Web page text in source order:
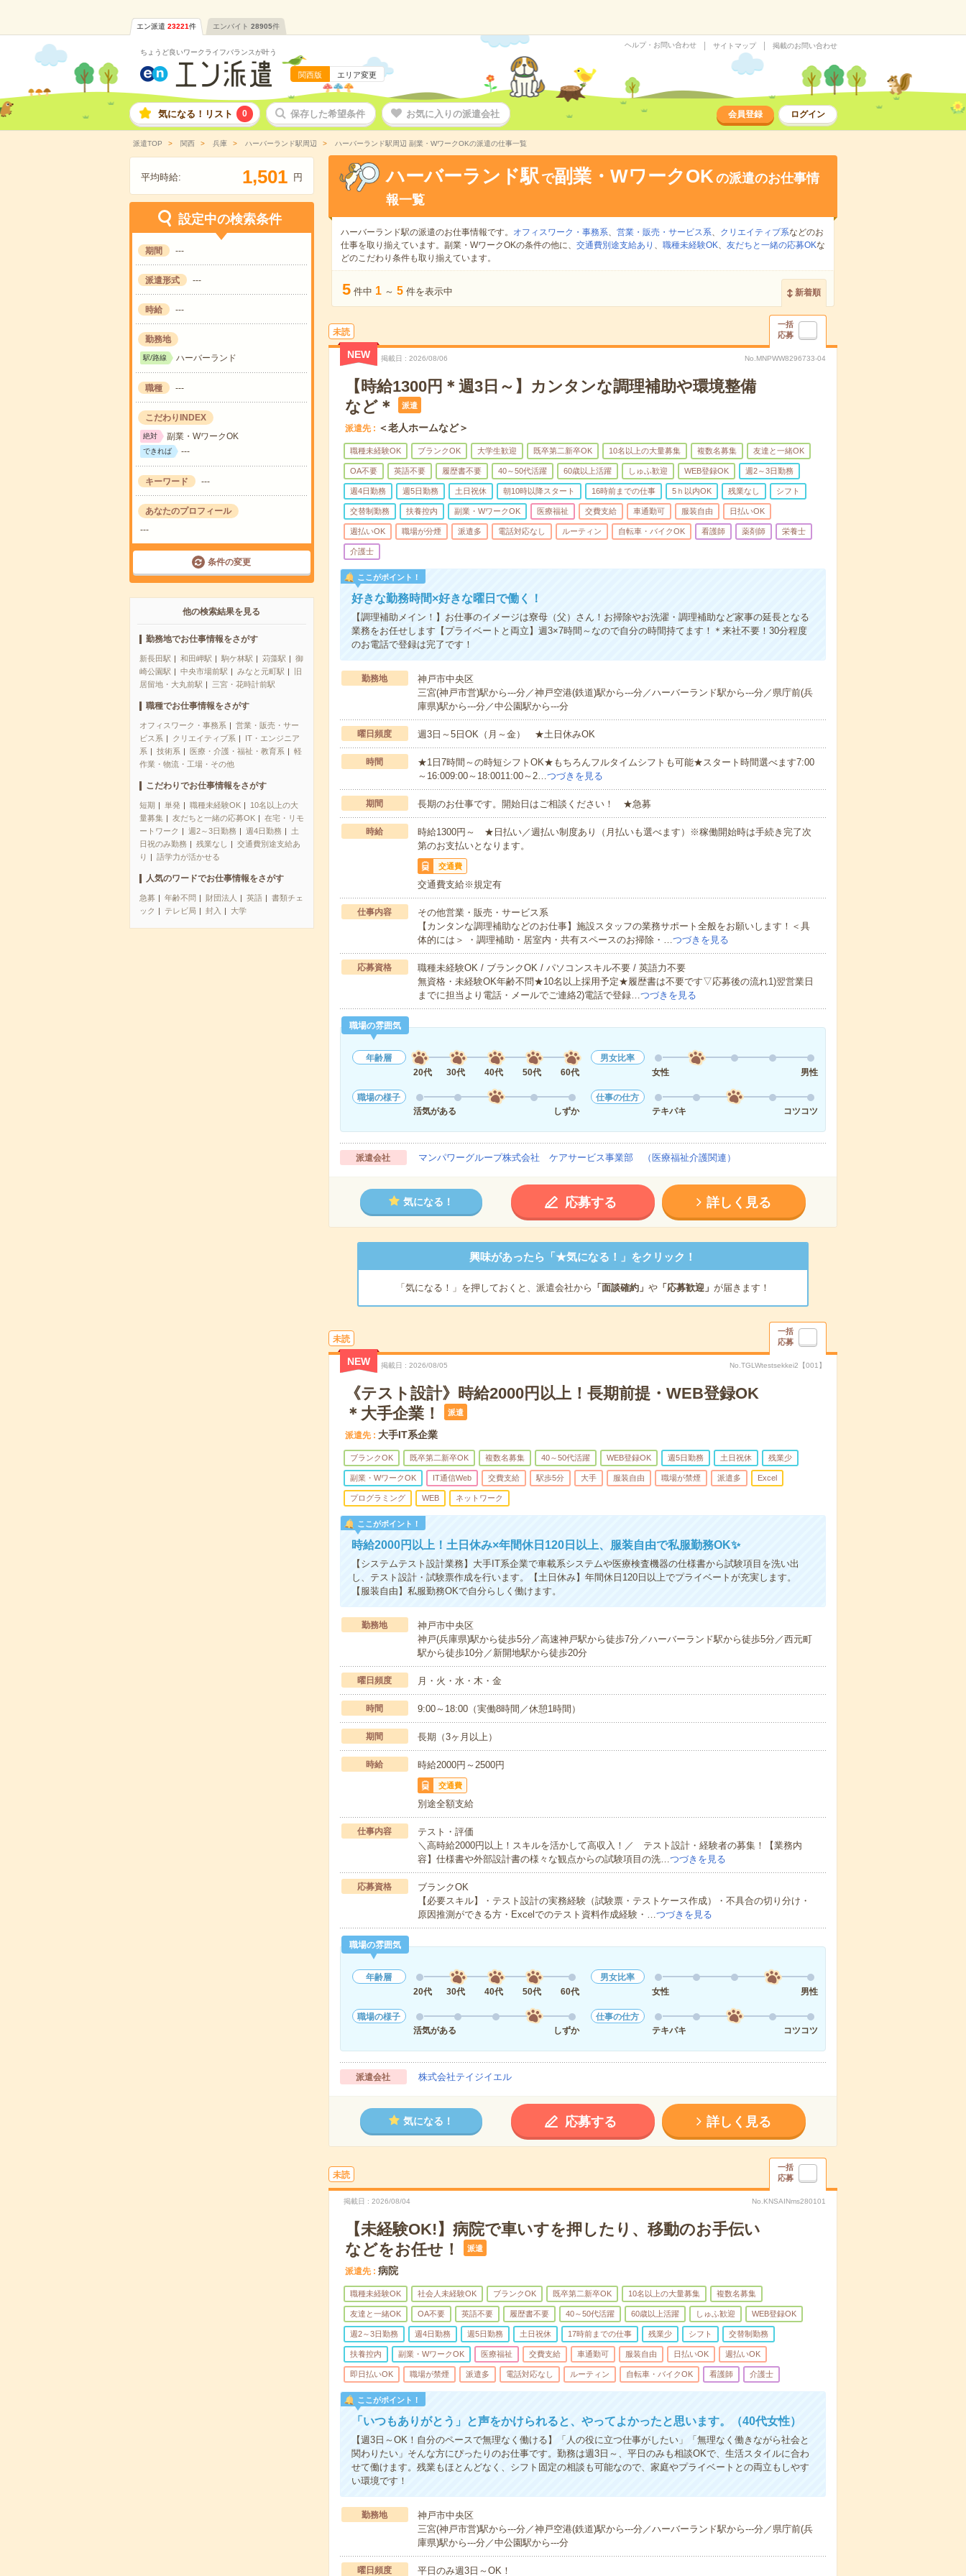
エン派遣 23221件 エンバイト 28905件
ちょうど良いワークライフバランスが叶う
関西版 エリア変更
ヘルプ・お問い合わせ サイトマップ 掲載のお問い合わせ
気になる！リスト 0 保存した希望条件 お気に入りの派遣会社 会員登録 ログイン
派遣TOP 関西 兵庫 ハーバーランド駅周辺 ハーバーランド駅周辺 副業・WワークOKの派遣の仕事一覧
平均時給: 1,501 円
設定中の検索条件
期間 ---
派遣形式 ---
時給 ---
勤務地
駅/路線 ハーバーランド
職種 ---
こだわりINDEX
絶対 副業・WワークOK
できれば ---
キーワード ---
あなたのプロフィール
---
条件の変更
他の検索結果を見る
勤務地でお仕事情報をさがす
新長田駅 和田岬駅 駒ケ林駅 苅藻駅
御
崎公園駅
中央市場前駅 みなと元町駅
旧
居留地・大丸前駅
三宮・花時計前駅
職種でお仕事情報をさがす
オフィスワーク・事務系
営業・販売・サー
ビス系
クリエイティブ系
IT・エンジニア
系
技術系 医療・介護・福祉・教育系
軽
作業・物流・工場・その他
こだわりでお仕事情報をさがす
短期 単発 職種未経験OK
10名以上の大
量募集
友だちと一緒の応募OK
在宅・リモ
ートワーク
週2～3日勤務 週4日勤務
土
日祝のみ勤務
残業なし
交通費別途支給あ
り
語学力が活かせる
人気のワードでお仕事情報をさがす
急募 年齢不問 財団法人 英語
書類チェ
ック
テレビ局 封入 大学
ハーバーランド駅 で副業・WワークOKの派遣のお仕事情
報一覧
ハーバーランド駅の派遣のお仕事情報です。 オフィスワーク・事務系、 営業・販売・サービス系、 クリエイティブ系などのお
仕事を取り揃えています。副業・WワークOKの条件の他に、 交通費別途支給あり 、 職種未経験OK、 友だちと一緒の応募OKな
どのこだわり条件も取り揃えています。
5 件中 1 ～ 5 件を表示中 新着順
未読
一括
応募
NEW 掲載日 2026/08/06 No.MNPWW8296733-04
【時給1300円＊週3日～】カンタンな調理補助や環境整備
など＊
派遣
派遣先 ＜老人ホームなど＞
職種未経験OK ブランクOK 大学生歓迎 既卒第二新卒OK 10名以上の大量募集 複数名募集 友達と一緒OK
OA不要 英語不要 履歴書不要 40～50代活躍 60歳以上活躍 しゅふ歓迎 WEB登録OK 週2～3日勤務
週4日勤務 週5日勤務 土日祝休 朝10時以降スタート 16時前までの仕事 5ｈ以内OK 残業なし シフト
交替制勤務 扶養控内 副業・WワークOK 医療福祉 交費支給 車通勤可 服装自由 日払いOK
週払いOK 職場が分煙 派遣多 電話対応なし ルーティン 自転車・バイクOK 看護師 薬剤師 栄養士
介護士
ここがポイント！
好きな勤務時間×好きな曜日で働く！
【調理補助メイン！】お仕事のイメージは寮母（父）さん！お掃除やお洗濯・調理補助など家事の延長となる
業務をお任せします【プライベートと両立】週3×7時間～なので自分の時間持てます！＊来社不要！30分程度
のお電話で登録は完了です！
勤務地
神戸市中央区
三宮(神戸市営)駅から---分／神戸空港(鉄道)駅から---分／ハーバーランド駅から---分／県庁前(兵
庫県)駅から---分／中公園駅から---分
曜日頻度 週3日～5日OK（月～金） ★土日休みOK
時間
★1日7時間～の時短シフトOK★もちろんフルタイムシフトも可能★スタート時間選べます7:00
～16:009:00～18:0011:00～2…つづきを見る
期間 長期のお仕事です。開始日はご相談ください！ ★急募
時給
時給1300円～ ★日払い／週払い制度あり（月払いも選べます）※稼働開始時は手続き完了次
第のお支払いとなります。
交通費
交通費支給※規定有
仕事内容
その他営業・販売・サービス系
【カンタンな調理補助などのお仕事】施設スタッフの業務サポート全般をお願いします！＜具
体的には＞ ・調理補助・居室内・共有スペースのお掃除・…つづきを見る
応募資格
職種未経験OK / ブランクOK / パソコンスキル不要 / 英語力不要
無資格・未経験OK年齢不問★10名以上採用予定★履歴書は不要です▽応募後の流れ1)翌営業日
までに担当より電話・メールでご連絡2)電話で登録…つづきを見る
職場の雰囲気
年齢層
20代
30代 40代 50代 60代
男女比率
女性
男性
職場の様子
活気がある
しずか
仕事の仕方
テキパキ
コツコツ
派遣会社 マンパワーグループ株式会社 ケアサービス事業部 （医療福祉介護関連）
気になる！ 応募する 詳しく見る
興味があったら「★気になる！」をクリック！
「気になる！」を押しておくと、派遣会社から 「面談確約」 や「応募歓迎」 が届きます！
未読
一括
応募
NEW 掲載日 2026/08/05 No.TGLWtestsekkei2【001】
《テスト設計》時給2000円以上！長期前提・WEB登録OK
＊大手企業！
派遣
派遣先 大手IT系企業
ブランクOK 既卒第二新卒OK 複数名募集 40～50代活躍 WEB登録OK 週5日勤務 土日祝休 残業少
副業・WワークOK IT通信Web 交費支給 駅歩5分 大手 服装自由 職場が禁煙 派遣多 Excel
プログラミング WEB ネットワーク
ここがポイント！
時給2000円以上！土日休み×年間休日120日以上、服装自由で私服勤務OK✨
【システムテスト設計業務】大手IT系企業で車載系システムや医療検査機器の仕様書から試験項目を洗い出
し、テスト設計・試験票作成を行います。【土日休み】年間休日120日以上でプライベートが充実します。
【服装自由】私服勤務OKで自分らしく働けます。
勤務地
神戸市中央区
神戸(兵庫県)駅から徒歩5分／高速神戸駅から徒歩7分／ハーバーランド駅から徒歩5分／西元町
駅から徒歩10分／新開地駅から徒歩20分
曜日頻度 月・火・水・木・金
時間 9:00～18:00（実働8時間／休憩1時間）
期間 長期（3ヶ月以上）
時給 時給2000円～2500円
交通費
別途全額支給
仕事内容
テスト・評価
＼高時給2000円以上！スキルを活かして高収入！／ テスト設計・経験者の募集！【業務内
容】仕様書や外部設計書の様々な観点からの試験項目の洗…つづきを見る
応募資格
ブランクOK
【必要スキル】・テスト設計の実務経験（試験票・テストケース作成）・不具合の切り分け・
原因推測ができる方・Excelでのテスト資料作成経験・…つづきを見る
職場の雰囲気
年齢層
20代
30代 40代 50代 60代
男女比率
女性
男性
職場の様子
活気がある
しずか
仕事の仕方
テキパキ
コツコツ
派遣会社 株式会社テイジイエル
気になる！ 応募する 詳しく見る
未読
一括
応募
掲載日 2026/08/04 No.KNSAINms280101
【未経験OK!】病院で車いすを押したり、移動のお手伝い
などをお任せ！
派遣
派遣先 病院
職種未経験OK 社会人未経験OK ブランクOK 既卒第二新卒OK 10名以上の大量募集 複数名募集
友達と一緒OK OA不要 英語不要 履歴書不要 40～50代活躍 60歳以上活躍 しゅふ歓迎 WEB登録OK
週2～3日勤務 週4日勤務 週5日勤務 土日祝休 17時前までの仕事 残業少 シフト 交替制勤務
扶養控内 副業・WワークOK 医療福祉 交費支給 車通勤可 服装自由 日払いOK 週払いOK
即日払いOK 職場が禁煙 派遣多 電話対応なし ルーティン 自転車・バイクOK 看護師 介護士
ここがポイント！
「いつもありがとう」と声をかけられると、やってよかったと思います。（40代女性）
【週3日～OK！自分のペースで無理なく働ける】「人の役に立つ仕事がしたい」「無理なく働きながら社会と
関わりたい」そんな方にぴったりのお仕事です。勤務は週3日～、平日のみも相談OKで、生活スタイルに合わ
せて働けます。残業もほとんどなく、シフト固定の相談も可能なので、家庭やプライベートとの両立もしやす
い環境です！
勤務地
神戸市中央区
三宮(神戸市営)駅から---分／神戸空港(鉄道)駅から---分／ハーバーランド駅から---分／県庁前(兵
庫県)駅から---分／中公園駅から---分
曜日頻度 平日のみ週3日～OK！